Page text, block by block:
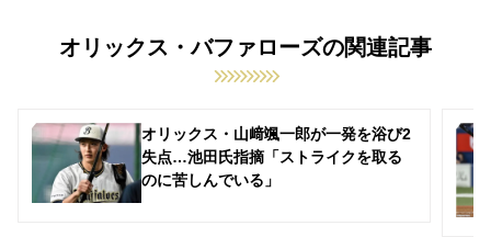
オリックス・バファローズの関連記事
オリックス・山﨑颯一郎が一発を浴び2
失点…池田氏指摘「ストライクを取る
のに苦しんでいる」